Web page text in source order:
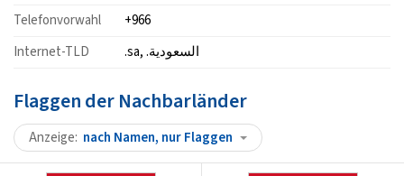
Telefonvorwahl
+966
Internet-TLD
.sa, .السعودية
Flaggen der Nachbarländer
Anzeige nach Namen, nur Flaggen